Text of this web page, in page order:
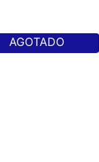
AGOTADO